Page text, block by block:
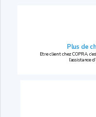
Plus de
Etre client chez COPRA,
l’assistance